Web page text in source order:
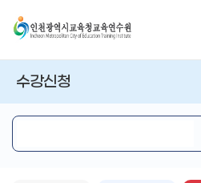
수강신청
심